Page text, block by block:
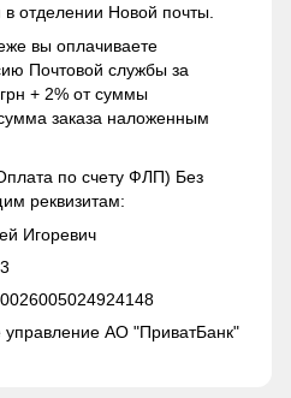
отделении Новой почты.
вы оплачиваете
Почтовой службы за
+ 2% от суммы
заказа наложенным
по счету ФЛП) Без
реквизитам:
Игоревич
АО "ПриватБанк"